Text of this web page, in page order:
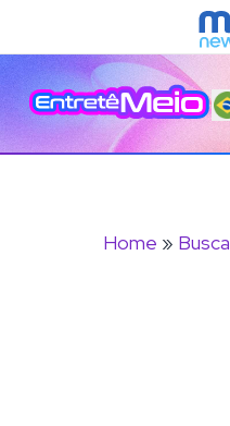
Home » Busca